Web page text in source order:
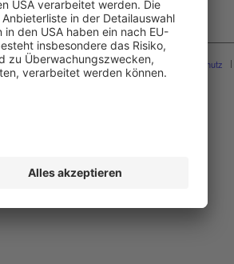
AGB Impressum Datenschutz